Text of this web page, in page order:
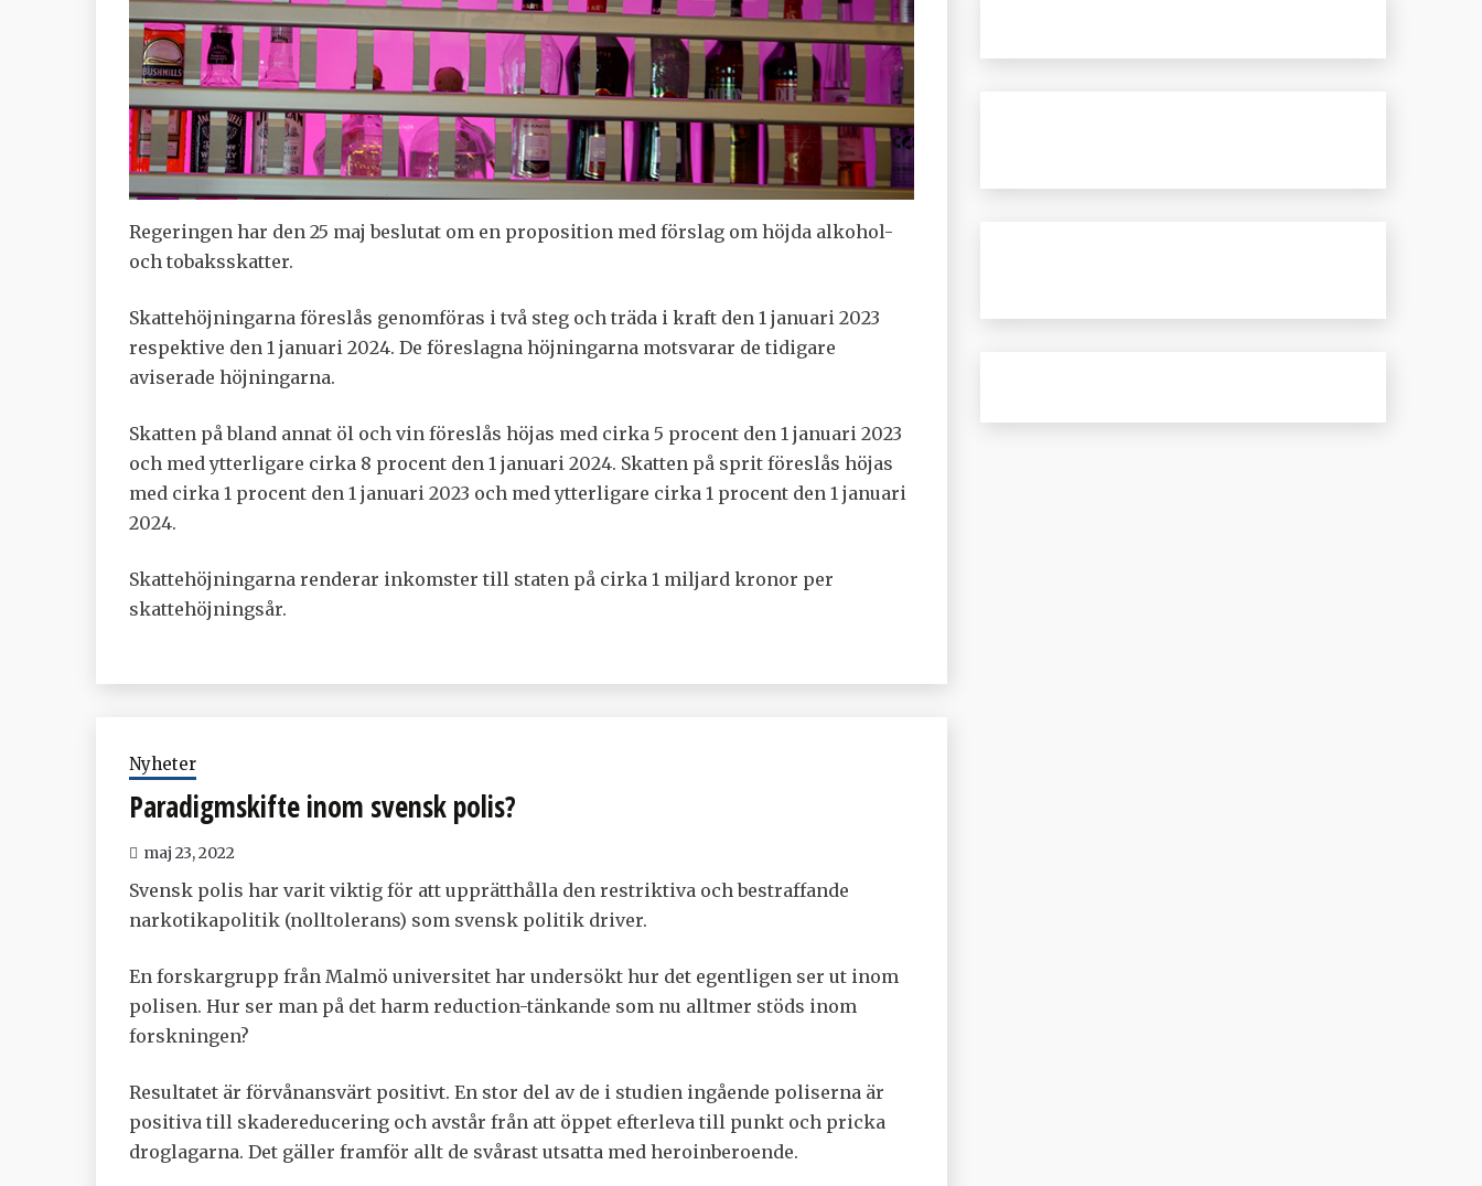
Regeringen har den 25 maj beslutat om en proposition med förslag om höjda alkohol-
och tobaksskatter.
Skattehöjningarna föreslås genomföras i två steg och träda i kraft den 1 januari 2023
respektive den 1 januari 2024. De föreslagna höjningarna motsvarar de tidigare
aviserade höjningarna.
Skatten på bland annat öl och vin föreslås höjas med cirka 5 procent den 1 januari 2023
och med ytterligare cirka 8 procent den 1 januari 2024. Skatten på sprit föreslås höjas
med cirka 1 procent den 1 januari 2023 och med ytterligare cirka 1 procent den 1 januari
2024.
Skattehöjningarna renderar inkomster till staten på cirka 1 miljard kronor per
skattehöjningsår.
Nyheter
Paradigmskifte inom svensk polis?
maj 23, 2022
Svensk polis har varit viktig för att upprätthålla den restriktiva och bestraffande
narkotikapolitik (nolltolerans) som svensk politik driver.
En forskargrupp från Malmö universitet har undersökt hur det egentligen ser ut inom
polisen. Hur ser man på det harm reduction-tänkande som nu alltmer stöds inom
forskningen?
Resultatet är förvånansvärt positivt. En stor del av de i studien ingående poliserna är
positiva till skadereducering och avstår från att öppet efterleva till punkt och pricka
droglagarna. Det gäller framför allt de svårast utsatta med heroinberoende.